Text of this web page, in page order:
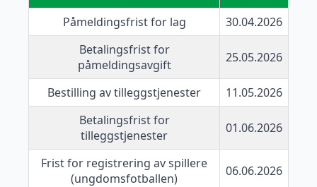
Påmeldingsfrist for lag
30.04.2026
Betalingsfrist for
påmeldingsavgift
25.05.2026
Bestilling av tilleggstjenester
11.05.2026
Betalingsfrist for
tilleggstjenester
01.06.2026
Frist for registrering av spillere
(ungdomsfotballen)
06.06.2026